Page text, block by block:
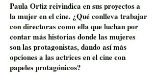
Paula Ortiz reivindica en sus proyectos a
la mujer en el cine. ¿Qué conlleva trabajar
con directoras como ella que luchan por
contar más historias donde las mujeres
son las protagonistas, dando así más
opciones a las actrices en el cine con
papeles protagónicos?